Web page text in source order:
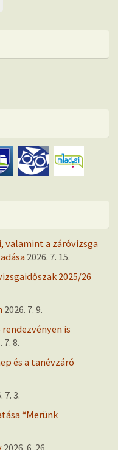
valamint a záróvizsga
2026. 7. 15.
2025/26
2026. 7. 9.
is
7. 8.
és a tanévzáró
7. 3.
“Merünk